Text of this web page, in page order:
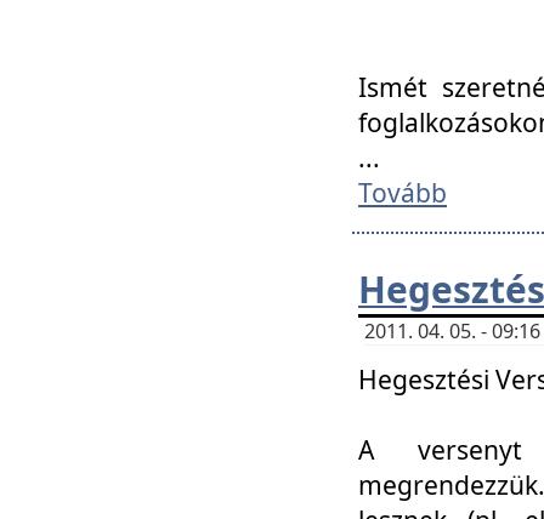
Ismét
...
Tovább
2011. 04. 05. -
Hegesztési
A versenyt